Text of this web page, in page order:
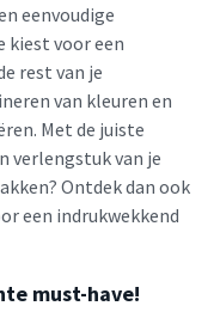
eenvoudige
kiest voor een
rest van je
van kleuren en
Met de juiste
verlengstuk van je
Ontdek dan ook
een indrukwekkend
must-have!